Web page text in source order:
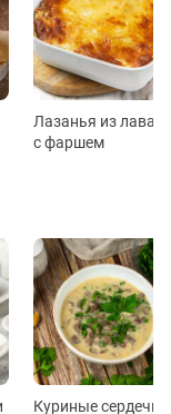
Лазанья из
с фаршем
Куриные сердечки